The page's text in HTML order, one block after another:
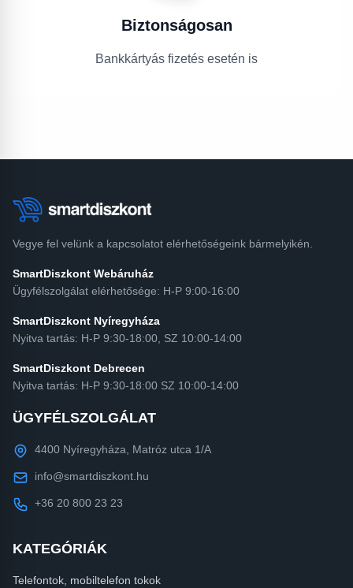
Biztonságosan
Bankkártyás fizetés esetén is
Vegye fel velünk a kapcsolatot elérhetőségeink bármelyikén.
SmartDiszkont Webáruház
Ügyfélszolgálat elérhetősége: H-P 9:00-16:00
SmartDiszkont Nyíregyháza
Nyitva tartás: H-P 9:30-18:00, SZ 10:00-14:00
SmartDiszkont Debrecen
Nyitva tartás: H-P 9:30-18:00 SZ 10:00-14:00
ÜGYFÉLSZOLGÁLAT
4400 Nyíregyháza, Matróz utca 1/A
info@smartdiszkont.hu
+36 20 800 23 23
KATEGÓRIÁK
Telefontok, mobiltelefon tokok